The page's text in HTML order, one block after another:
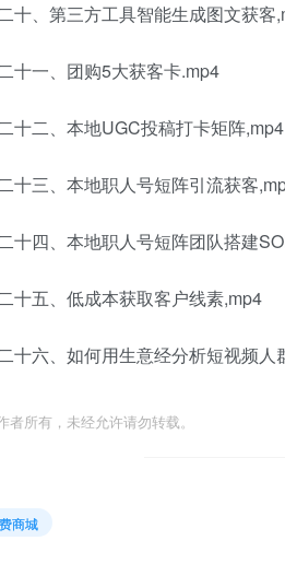
十、第三方工具智能生成图文获客
十一、团购5大获客卡.mp4
十二、本地UGC投稿打卡矩阵,mp4
十三、本地职人号短阵引流获客
十四、本地职人号短阵团队搭建
十五、低成本获取客户线素,mp4
十六、如何用生意经分析短视频人
者所有，未经允许请勿转载。
商城